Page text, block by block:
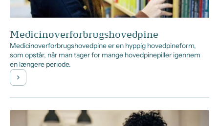
Medicinoverforbrugshovedpine
Medicinoverforbrugshovedpine er en hyppig hovedpineform,
som opstår, når man tager for mange hovedpinepiller igennem
en længere periode.